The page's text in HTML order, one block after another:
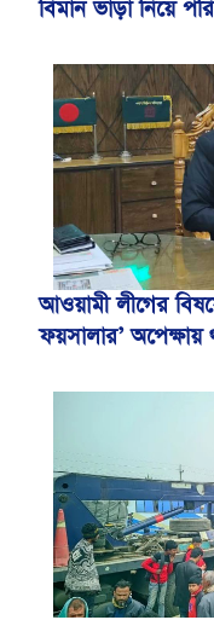
বিমান ভাড়া নিয়ে
আওয়ামী লীগের
ফয়সালার’ অপেক্ষায়